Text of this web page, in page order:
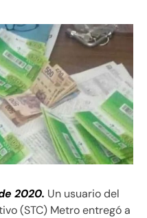
2020. Un usuario del
(STC) Metro entregó a